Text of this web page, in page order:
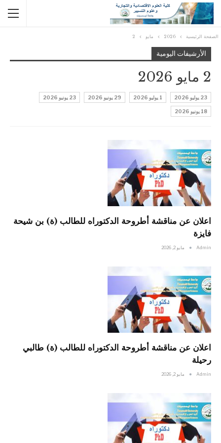
الصفحة الرئيسية 2026 مايو 2
الأرشيفات اليومية
2 مايو 2026
23 يوليو 2026 1 يوليو 2026 29 يونيو 2026 23 يونيو 2026
18 يونيو 2026
اعلان عن مناقشة أطروحة الدكتوراه للطالب (ة) بن شيحة
فايزة
Admin مايو 2, 2026
اعلان عن مناقشة أطروحة الدكتوراه للطالب (ة) طالبي
رحيلة
Admin مايو 2, 2026